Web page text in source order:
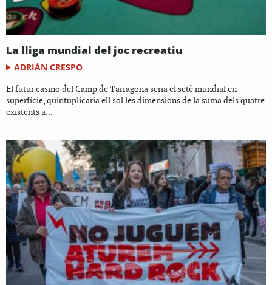
La lliga mundial del joc recreatiu
ADRIÁN CRESPO
El futur casino del Camp de Tarragona seria el setè mundial en
superfície, quintuplicaria ell sol les dimensions de la suma dels quatre
existents a...